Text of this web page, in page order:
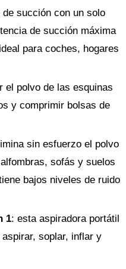
succión con un solo
de succión máxima
para coches, hogares
el polvo de las esquinas
y comprimir bolsas de
sin esfuerzo el polvo
sofás y suelos
bajos niveles de ruido
1: esta aspiradora portátil
soplar, inflar y